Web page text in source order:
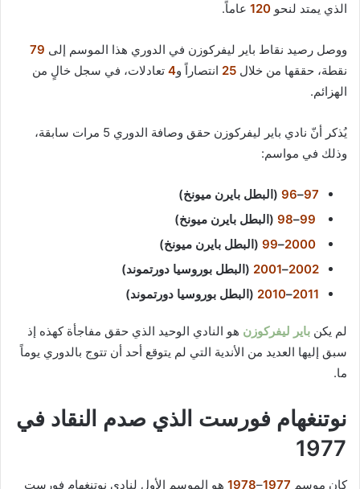
الذي يمتد لنحو 120 عاماً.
ووصل رصيد نقاط باير ليفركوزن في الدوري هذا الموسم إلى 79
نقطة، حققها من خلال 25 انتصاراً و4 تعادلات، في سجل خالٍ من
الهزائم.
يُذكر أنّ نادي باير ليفركوزن حقق وصافة الدوري 5 مرات سابقة،
وذلك في مواسم:
97
–
96 (البطل بايرن ميونخ)
99
–
98 (البطل بايرن ميونخ)
2000
–
99 (البطل بايرن ميونخ)
2002
–
2001 (البطل بوروسيا دورتموند)
2011
–
2010 (البطل بوروسيا دورتموند)
لم يكن باير ليفركوزن هو النادي الوحيد الذي حقق مفاجأة كهذه إذ
سبق إليها العديد من الأندية التي لم يتوقع أحد أن تتوج بالدوري يوماً
ما.
نوتنغهام فورست الذي صدم النقاد في
1977
كان موسم 1977
–
1978 هو الموسم الأول لنادي نوتنغهام فورست